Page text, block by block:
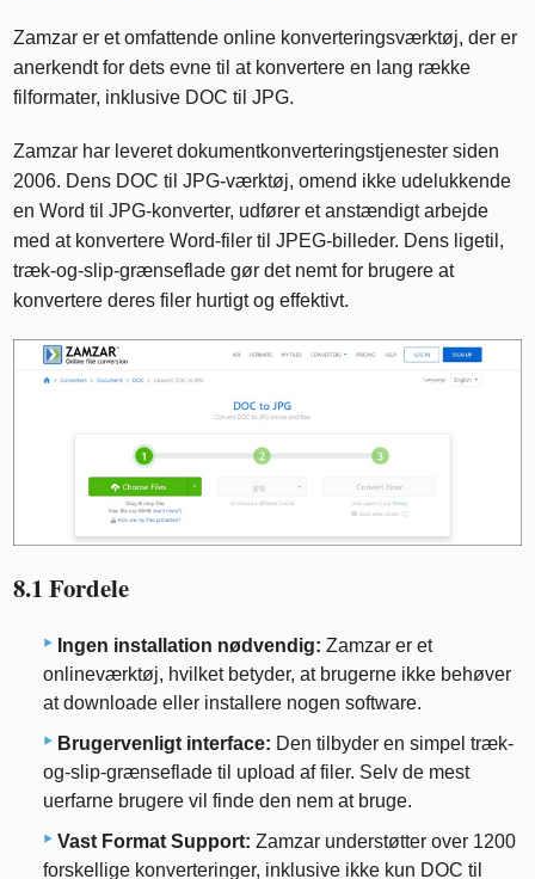
Zamzar er et omfattende online konverteringsværktøj, der er
anerkendt for dets evne til at konvertere en lang række
filformater, inklusive DOC til JPG.
Zamzar har leveret dokumentkonverteringstjenester siden
2006. Dens DOC til JPG-værktøj, omend ikke udelukkende
en Word til JPG-konverter, udfører et anstændigt arbejde
med at konvertere Word-filer til JPEG-billeder. Dens ligetil,
træk-og-slip-grænseflade gør det nemt for brugere at
konvertere deres filer hurtigt og effektivt.
8.1 Fordele
Ingen installation nødvendig: Zamzar er et
onlineværktøj, hvilket betyder, at brugerne ikke behøver
at downloade eller installere nogen software.
Brugervenligt interface: Den tilbyder en simpel træk-
og-slip-grænseflade til upload af filer. Selv de mest
uerfarne brugere vil finde den nem at bruge.
Vast Format Support: Zamzar understøtter over 1200
forskellige konverteringer, inklusive ikke kun DOC til